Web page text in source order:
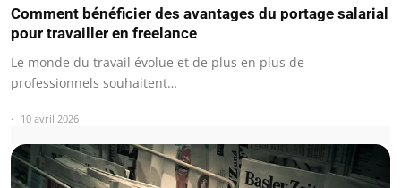
Comment bénéficier des avantages du portage salarial
pour travailler en freelance
Le monde du travail évolue et de plus en plus de
professionnels souhaitent…
10 avril 2026